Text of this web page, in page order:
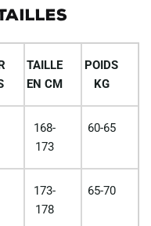
TAILLE
EN CM
POIDS
KG
168-
173
60-65
173-
178
65-70